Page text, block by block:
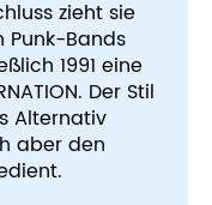
zieht sie
Punk-Bands
1991 eine
Der Stil
Alternativ
aber den